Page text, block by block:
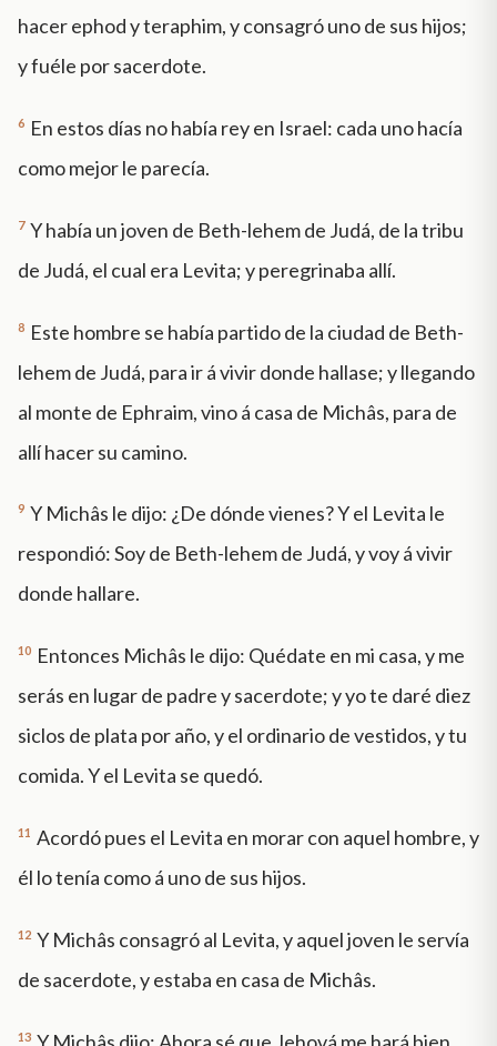
hacer ephod y teraphim, y consagró uno de sus hijos;
y fuéle por sacerdote.
6 En estos días no había rey en Israel: cada uno hacía
como mejor le parecía.
7 Y había un joven de Beth-lehem de Judá, de la tribu
de Judá, el cual era Levita; y peregrinaba allí.
8 Este hombre se había partido de la ciudad de Beth-
lehem de Judá, para ir á vivir donde hallase; y llegando
al monte de Ephraim, vino á casa de Michâs, para de
allí hacer su camino.
9 Y Michâs le dijo: ¿De dónde vienes? Y el Levita le
respondió: Soy de Beth-lehem de Judá, y voy á vivir
donde hallare.
10 Entonces Michâs le dijo: Quédate en mi casa, y me
serás en lugar de padre y sacerdote; y yo te daré diez
siclos de plata por año, y el ordinario de vestidos, y tu
comida. Y el Levita se quedó.
11 Acordó pues el Levita en morar con aquel hombre, y
él lo tenía como á uno de sus hijos.
12 Y Michâs consagró al Levita, y aquel joven le servía
de sacerdote, y estaba en casa de Michâs.
13 Y Michâs dijo: Ahora sé que Jehová me hará bien,